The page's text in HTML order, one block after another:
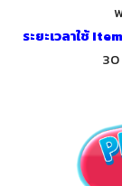
ระยะเวลาใช้
30